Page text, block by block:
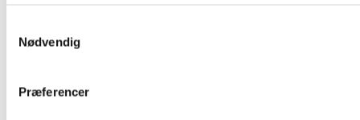
Nødvendig
Præferencer
MERE FRA L-
MEDIEHUS